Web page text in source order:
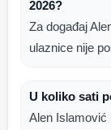
2026?
Za događaj
ulaznice nije
U koliko sati
Alen Islamović